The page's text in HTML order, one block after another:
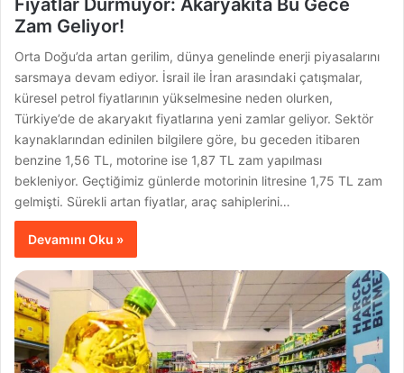
Fiyatlar Durmuyor: Akaryakıta Bu Gece
Zam Geliyor!
Orta Doğu’da artan gerilim, dünya genelinde enerji piyasalarını
sarsmaya devam ediyor. İsrail ile İran arasındaki çatışmalar,
küresel petrol fiyatlarının yükselmesine neden olurken,
Türkiye’de de akaryakıt fiyatlarına yeni zamlar geliyor. Sektör
kaynaklarından edinilen bilgilere göre, bu geceden itibaren
benzine 1,56 TL, motorine ise 1,87 TL zam yapılması
bekleniyor. Geçtiğimiz günlerde motorinin litresine 1,75 TL zam
gelmişti. Sürekli artan fiyatlar, araç sahiplerini…
Devamını Oku »